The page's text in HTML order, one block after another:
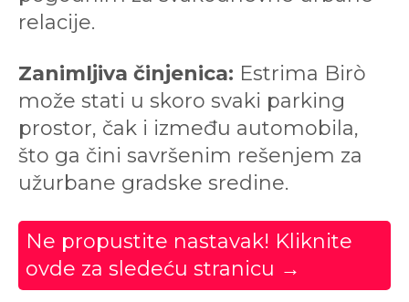
relacije.
Zanimljiva činjenica: Estrima Birò
može stati u skoro svaki parking
prostor, čak i između automobila,
što ga čini savršenim rešenjem za
užurbane gradske sredine.
Ne propustite nastavak! Kliknite
ovde za sledeću stranicu →